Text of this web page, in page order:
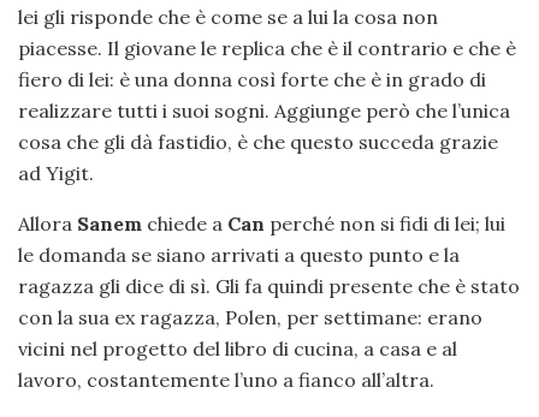
lei gli risponde che è come se a lui la cosa non
piacesse. Il giovane le replica che è il contrario e che è
fiero di lei: è una donna così forte che è in grado di
realizzare tutti i suoi sogni. Aggiunge però che l’unica
cosa che gli dà fastidio, è che questo succeda grazie
ad Yigit.
Allora Sanem chiede a Can perché non si fidi di lei; lui
le domanda se siano arrivati a questo punto e la
ragazza gli dice di sì. Gli fa quindi presente che è stato
con la sua ex ragazza, Polen, per settimane: erano
vicini nel progetto del libro di cucina, a casa e al
lavoro, costantemente l’uno a fianco all’altra.